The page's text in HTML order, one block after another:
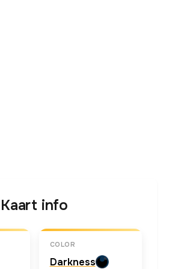
Kaart info
COLOR
Darkness